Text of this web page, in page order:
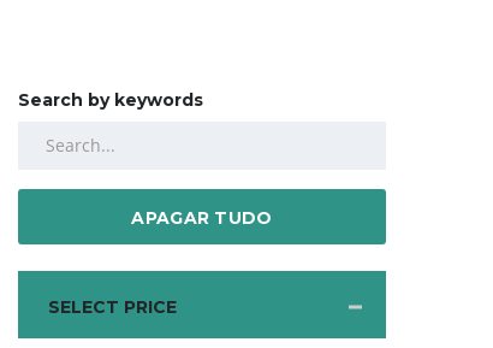
Search by keywords
APAGAR TUDO
SELECT PRICE